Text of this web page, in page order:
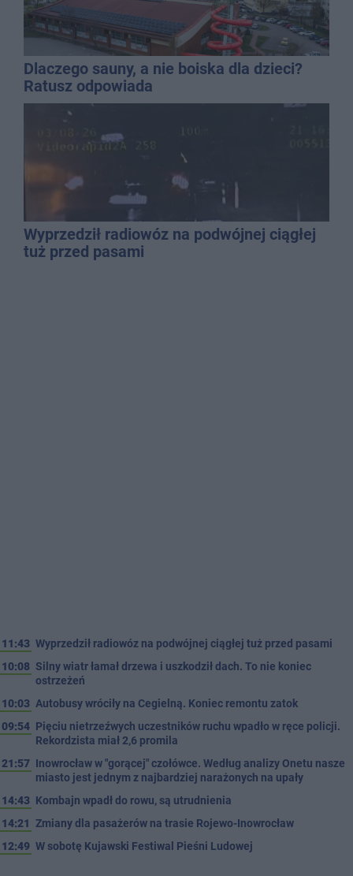
Dlaczego sauny, a nie boiska dla dzieci?
Ratusz odpowiada
Wyprzedził radiowóz na podwójnej ciągłej
tuż przed pasami
11:43 Wyprzedził radiowóz na podwójnej ciągłej tuż przed pasami
10:08 Silny wiatr łamał drzewa i uszkodził dach. To nie koniec
ostrzeżeń
10:03 Autobusy wróciły na Cegielną. Koniec remontu zatok
09:54 Pięciu nietrzeźwych uczestników ruchu wpadło w ręce policji.
Rekordzista miał 2,6 promila
21:57 Inowrocław w "gorącej" czołówce. Według analizy Onetu nasze
miasto jest jednym z najbardziej narażonych na upały
14:43 Kombajn wpadł do rowu, są utrudnienia
14:21 Zmiany dla pasażerów na trasie Rojewo-Inowrocław
12:49 W sobotę Kujawski Festiwal Pieśni Ludowej